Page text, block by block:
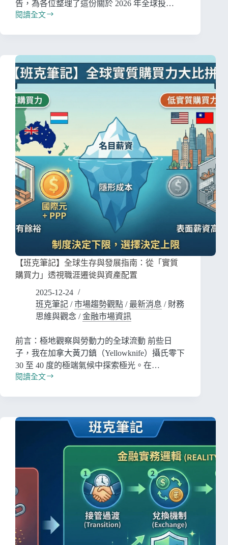
告，為各位整理了這份關於 2026 年全球投…
閱讀全文
【班克筆記】全球生存與發展指南：從「實質
購買力」透視職涯遷徙與資產配置
2025-12-24
班克筆記 /市場趨勢觀點 / 最新消息 / 財務
思維與觀念 /金融市場資訊
前言：極地觀察與勞動力的全球流動 前些日
子，我在加拿大黃刀鎮（Yellowknife）攝氏零下
30 至 40 度的極端氣候中探索極光。在…
閱讀全文